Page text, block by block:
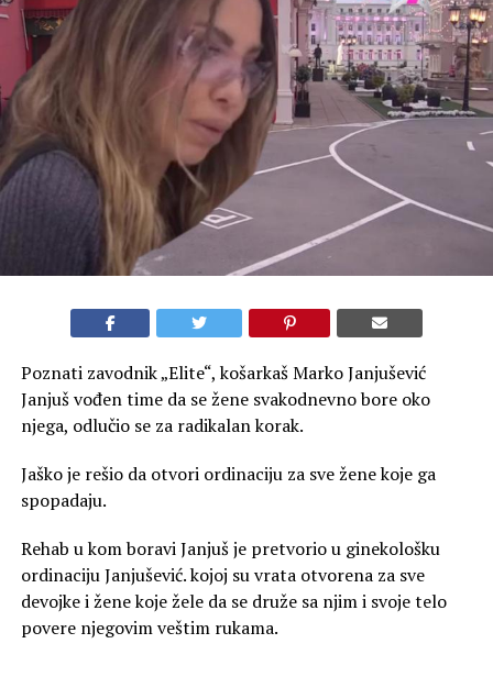
Poznati zavodnik „Elite“, košarkaš Marko Janjušević
Janjuš vođen time da se žene svakodnevno bore oko
njega, odlučio se za radikalan korak.
Jaško je rešio da otvori ordinaciju za sve žene koje ga
spopadaju.
Rehab u kom boravi Janjuš je pretvorio u ginekološku
ordinaciju Janjušević. kojoj su vrata otvorena za sve
devojke i žene koje žele da se druže sa njim i svoje telo
povere njegovim veštim rukama.